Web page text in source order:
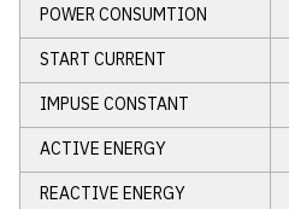
POWER CONSUMTION
START CURRENT
IMPUSE CONSTANT
ACTIVE ENERGY
REACTIVE ENERGY